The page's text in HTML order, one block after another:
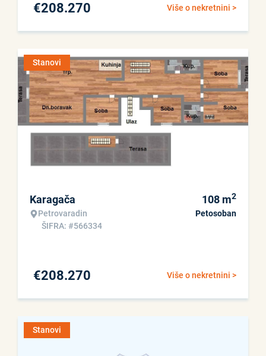
Više o nekretnini >
€208.270
Stanovi
Karagača
Petrovaradin
ŠIFRA: #566334
108 m2
Petosoban
Više o nekretnini >
€208.270
Stanovi